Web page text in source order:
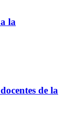
la
de la